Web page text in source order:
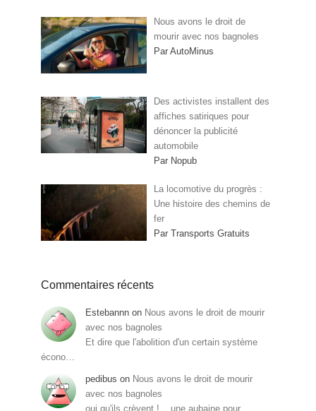
Nous avons le droit de
mourir avec nos bagnoles
Par AutoMinus
Des activistes installent des
affiches satiriques pour
dénoncer la publicité
automobile
Par Nopub
La locomotive du progrès :
Une histoire des chemins de
fer
Par Transports Gratuits
Commentaires récents
Estebannn on Nous avons le droit de mourir
avec nos bagnoles
Et dire que l'abolition d'un certain système
écono…
pedibus on Nous avons le droit de mourir
avec nos bagnoles
oui qu'ils crèvent !... une aubaine pour